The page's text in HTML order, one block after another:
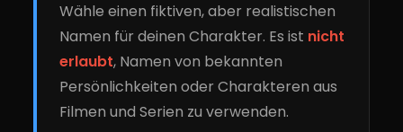
Wähle einen fiktiven, aber realistischen
Namen für deinen Charakter. Es ist nicht
erlaubt, Namen von bekannten
Persönlichkeiten oder Charakteren aus
Filmen und Serien zu verwenden.